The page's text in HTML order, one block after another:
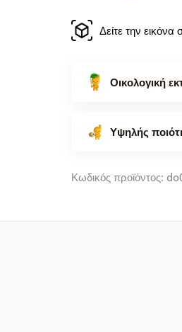
Δείτε την
Οικολογική
Υψηλής
Κωδικός προϊόντος: